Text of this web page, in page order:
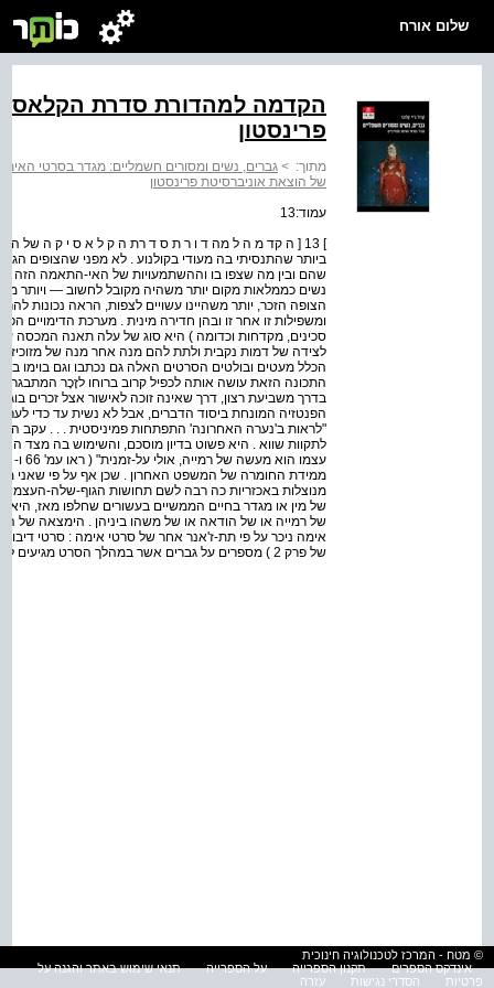
שלום אורח
הקדמה למהדורת סדרת
פרינסטון
מתוך: > גברים, נשים ומסורים חשמליים: מגדר בסרטי
של הוצאת אוניברסיטת פרינסטון
עמוד:13
] 13 [ ה קד מ ה ל מה ד ו ר ת ס ד רת ה ק ל א ס י ק ה של ה
ביותר שהתנסיתי בה מעודי בקולנוע . לא מפני שהצופים
שהם ובין מה שצפו בו וההשתמעויות של האי-התאמה הזה .
נשים כממלאות מקום יותר משהיה מקובל לחשוב — ויותר
הצופה הזכר, יותר משהיינו עשויים לצפות, הראה נכונות
ומשפילות זו אחר זו ובהן חדירה מינית . מערכת הדימויים
סכינים, מקדחות וכדומה ) היא סוג של עלה תאנה המכסה
לצידה של דמות נקבית ולתת להם מנה אחר מנה של מזוכיזם
הכלל מעטים ובולטים הסרטים האלה גם נכתבו וגם בוימו
התכונה הזאת עושה אותה לכפיל קרוב ברוחו לזָכָר המתבגר
בדרך משביעת רצון, דרך שאינה זוכה לאישור אצל זכרים
הפנטזיה המונחת ביסוד הדברים, אבל לא נשית עד כדי
"לראות ב'נערה האחרונה' התפתחות פמיניסטית . . . עקב
לתקוות שווא . היא פשוט בדיון מוסכם, והשימוש בה מצד
ממידת החומרה של המשפט האחרון . שכן אף על פי שאני
מנוצלות באכזריות כה רבה לשם תחושות הגוף-שלה-
של מין או מגדר בחיים הממשיים בעשורים שחלפו מאז,
של רמייה או של הודאה או של משהו ביניהן . הימצאה
של פרק 2 ) מספרים על גברים אשר במהלך הסרט מגיעים לידי קבלה ואפילו אימוץ של צד בעצמם
© מטח - המרכז לטכנולוגיה חינוכית
אינדקס הספרים
תקנון הספרייה על הספרייה
תנאי שימוש באתר והגנה על
פרטיות
הסדרי נגישות עזרה